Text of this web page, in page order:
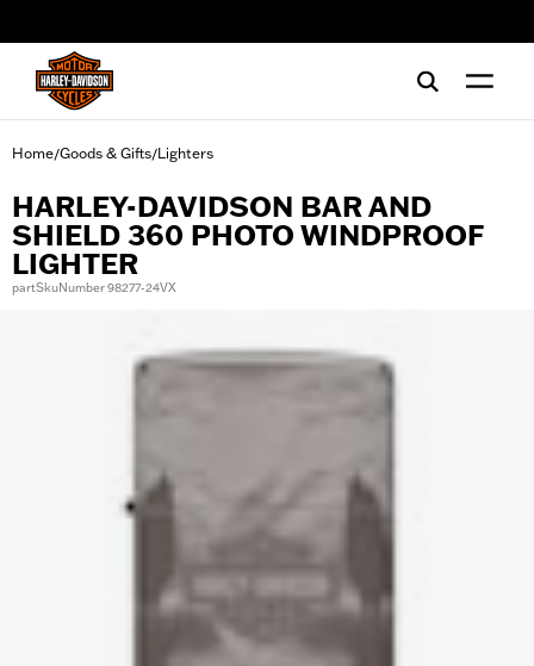
Home/Goods & Gifts/Lighters
HARLEY-DAVIDSON BAR AND
SHIELD 360 PHOTO WINDPROOF
LIGHTER
partSkuNumber 98277-24VX